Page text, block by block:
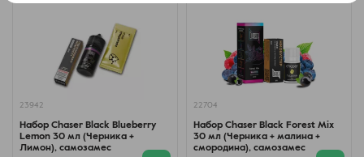
23942
Набор Chaser Black Blueberry
Lemon 30 мл (Черника +
Лимон), самозамес
22704
Набор Chaser Black Forest Mix
30 мл (Черника + малина +
смородина), самозамес